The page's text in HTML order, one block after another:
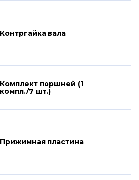
Контргайка вала
Комплект поршней (1
компл./7 шт.)
Прижимная пластина